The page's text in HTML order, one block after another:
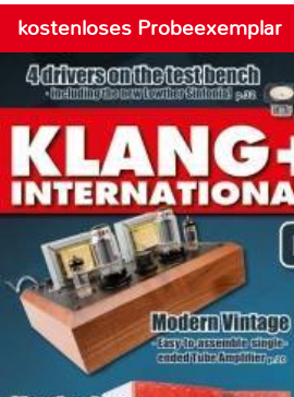
kostenloses Probeexemplar